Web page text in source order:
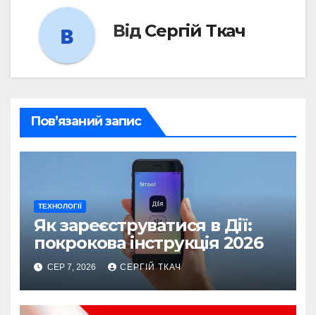
Від Сергій Ткач
Пов’язаний запис
ТЕХНОЛОГІЇ
Як зареєструватися в Дії:
покрокова інструкція 2026
СЕР 7, 2026 СЕРГІЙ ТКАЧ